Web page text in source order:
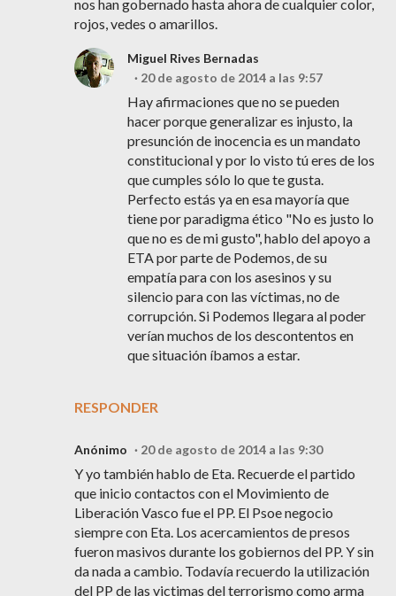
nos han gobernado hasta ahora de cualquier color,
rojos, vedes o amarillos.
RESPONDER
Miguel Rives Bernadas
20 de agosto de 2014 a las 9:57
Hay afirmaciones que no se pueden
hacer porque generalizar es injusto, la
presunción de inocencia es un mandato
constitucional y por lo visto tú eres de los
que cumples sólo lo que te gusta.
Perfecto estás ya en esa mayoría que
tiene por paradigma ético "No es justo lo
que no es de mi gusto", hablo del apoyo a
ETA por parte de Podemos, de su
empatía para con los asesinos y su
silencio para con las víctimas, no de
corrupción. Si Podemos llegara al poder
verían muchos de los descontentos en
que situación íbamos a estar.
Anónimo 20 de agosto de 2014 a las 9:30
Y yo también hablo de Eta. Recuerde el partido
que inicio contactos con el Movimiento de
Liberación Vasco fue el PP. El Psoe negocio
siempre con Eta. Los acercamientos de presos
fueron masivos durante los gobiernos del PP. Y sin
da nada a cambio. Todavía recuerdo la utilización
del PP de las victimas del terrorismo como arma